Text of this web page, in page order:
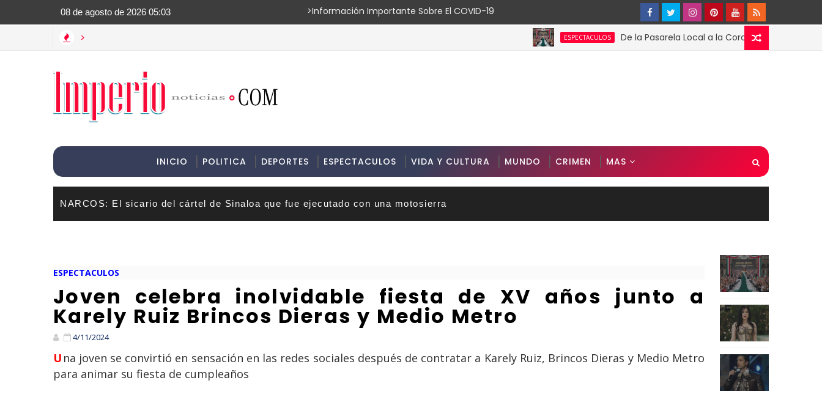
>Información Importante Sobre El COVID-19
> ESPECTACULOS
De la Pasarela Local a la Corona Global: El Triunfo de
INICIO POLITICA DEPORTES ESPECTACULOS VIDA Y CULTURA MUNDO CRIMEN MAS
NARCOS: El sicario del cártel de Sinaloa que fue ejecutado con una motosierra
ESPECTACULOS
Joven celebra inolvidable fiesta de XV años junto a
Karely Ruiz Brincos Dieras y Medio Metro
4/11/2024
Una joven se convirtió en sensación en las redes sociales después de contratar a Karely Ruiz, Brincos Dieras y Medio Metro
para animar su fiesta de cumpleaños